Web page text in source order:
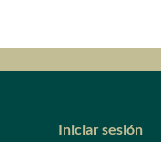
Iniciar sesión